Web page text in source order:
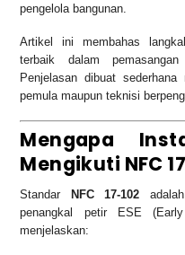
pengelola bangunan.
Artikel ini membahas
terbaik dalam
Penjelasan dibuat
pemula maupun teknisi
Mengapa
Mengikuti NFC
Standar NFC 17-102
penangkal petir ESE
menjelaskan: